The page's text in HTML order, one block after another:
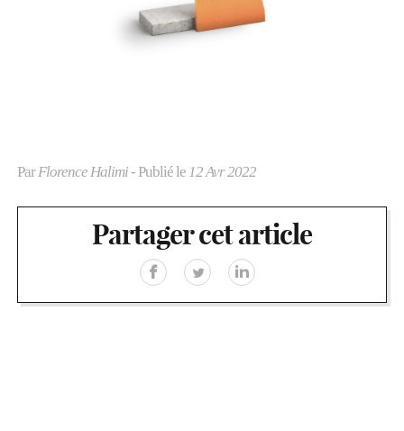
ParFlorence Halimi- Publié le 12 Avr 2022
Partager cet article